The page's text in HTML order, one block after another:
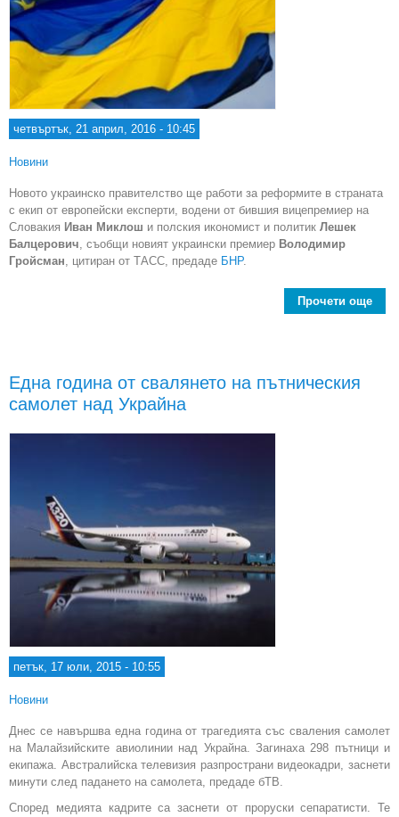
четвъртък, 21 април, 2016 - 10:45
Новини
Новото украинско правителство ще работи за реформите в страната
с екип от европейски експерти, водени от бившия вицепремиер на
Словакия Иван Миклош и полския икономист и политик Лешек
Балцерович, съобщи новият украински премиер Володимир
Гройсман, цитиран от ТАСС, предаде БНР.
Прочети още
Една година от свалянето на пътническия
самолет над Украйна
петък, 17 юли, 2015 - 10:55
Новини
Днес се навършва една година от трагедията със сваления самолет
на Малайзийските авиолинии над Украйна. Загинаха 298 пътници и
екипажа. Австралийска телевизия разпространи видеокадри, заснети
минути след падането на самолета, предаде бТВ.
Според медията кадрите са заснети от проруски сепаратисти. Те